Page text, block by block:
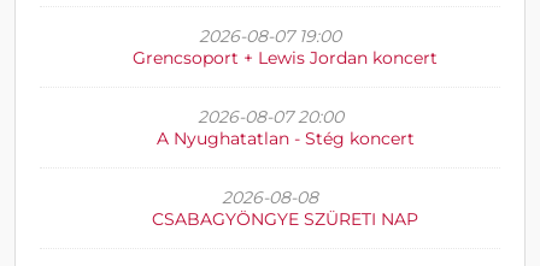
2026-08-07 19:00
Grencsoport + Lewis Jordan koncert
2026-08-07 20:00
A Nyughatatlan - Stég koncert
2026-08-08
CSABAGYÖNGYE SZÜRETI NAP